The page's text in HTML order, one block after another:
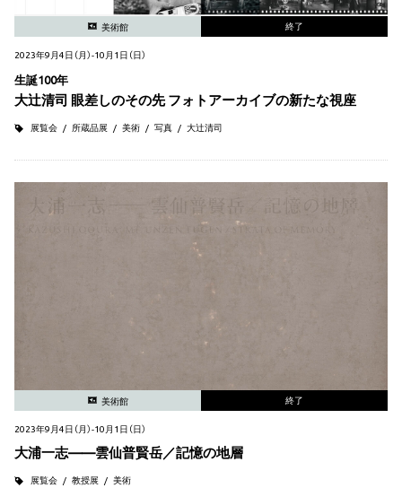
美術館 終了
2023年9月4日（月）-10月1日（日）
生誕100年
大辻清司 眼差しのその先 フォトアーカイブの新たな視座
展覧会 所蔵品展 美術 写真 大辻清司
美術館 終了
2023年9月4日（月）-10月1日（日）
大浦一志——雲仙普賢岳／記憶の地層
展覧会 教授展 美術